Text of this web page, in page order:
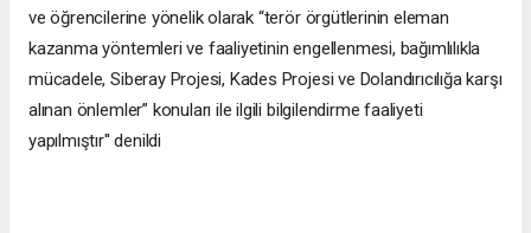
ve öğrencilerine yönelik olarak “terör örgütlerinin eleman
kazanma yöntemleri ve faaliyetinin engellenmesi, bağımlılıkla
mücadele, Siberay Projesi, Kades Projesi ve Dolandırıcılığa karşı
alınan önlemler” konuları ile ilgili bilgilendirme faaliyeti
yapılmıştır'' denildi